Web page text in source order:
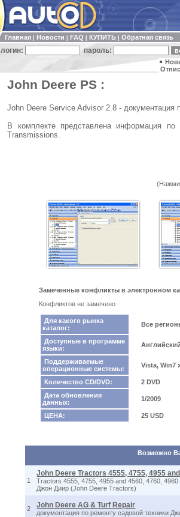
Главная Новости FAQ КУПИТЬ Обратная связь
логин: пароль:
John Deere PS :
John Deere Service Advisor 2.8 - документация
В комплекте представлена информация
Transmissions.
Замеченные конфликты в электронном
Конфликтов не замечено
Для какого рынка
каталог:
Все
Доступные в программе
языки:
Поддерживаемые
операционные системы:
Vista, Win7
Количество CD/DVD:
2 DVD
Дата обновления
данных:
1/2009
ЦЕНА: 25 USD
Возможно
1
John Deere Tractors 4555, 4755, 4955
Tractors 4555, 4755, 4955 and 4560, 4760,
Джон Диир (John Deere Tractors)
2 John Deere AG & Turf Repair
документация по ремонту садовой техники